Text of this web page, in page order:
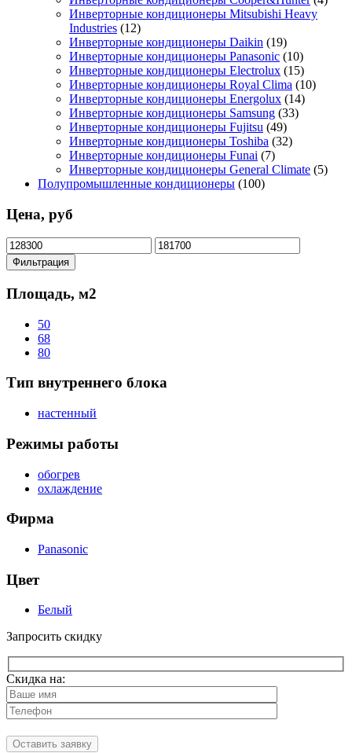
Инверторные кондиционеры Mitsubishi Heavy
Industries (12)
Инверторные кондиционеры Daikin (19)
Инверторные кондиционеры Panasonic (10)
Инверторные кондиционеры Electrolux (15)
Инверторные кондиционеры Royal Clima (10)
Инверторные кондиционеры Energolux (14)
Инверторные кондиционеры Samsung (33)
Инверторные кондиционеры Fujitsu (49)
Инверторные кондиционеры Toshiba (32)
Инверторные кондиционеры Funai (7)
Инверторные кондиционеры General Climate (5)
Полупромышленные кондиционеры (100)
Цена, руб
Минимальная
цена
Максимальная
цена
Фильтрация
Площадь, м2
50
68
80
Тип внутреннего блока
настенный
Режимы работы
обогрев
охлаждение
Фирма
Panasonic
Цвет
Белый
Запросить скидку
Скидка на: